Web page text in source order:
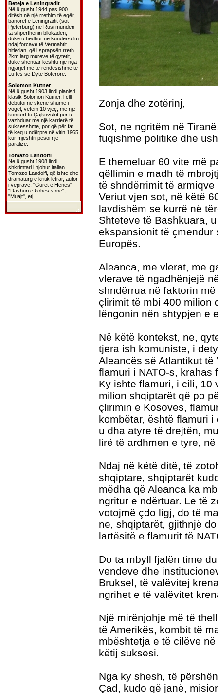
Beteja e Leningradit
Në 9 gusht 1944 pas 900
ditësh në një rrethim të egër,
banorët e Leningradit (sot
Pjetërburg) në Rusi mundën
ta shpërthenin bllokadën,
duke u hedhur në kundërsulm
ndaj forcave të Vermahtit
hitlerian, që i sprapsën rreth
2km larg mureve të qytetit,
duke shënuar kështu një nga
ngjarjet më të rëndësishme të
Luftës së Dytë Botërore.
Solomon Kutner
Në 9 gusht 1903 lindi pianisti
klasik Solomon Kutner, i cili
debutoi në skenë shumë i
vogël, vetëm 10 vjeç, me një
koncert të Çajkovskit për të
vazhduar me një karrierë të
suksesshme, por që për fat
të keq u ndërpre në vitin 1965
kur mjeshtri pësoi një
paralizë.
Tomazo Landolfi
Ne 9 gusht 1908 lindi
shkrimtari i njohur italian
Tomazo Landolfi, që ishte dhe
dramaturg e kritik letrar, autor
i veprave: "Gurët e Hënës",
"Dashuri e kohës sonë",
"Muajt", etj.
Zonja dhe zotërinj,
Sot, ne ngritëm në
fuqishme politike dhe
E themeluar 60 vite më
qëllimin e madh të
të shndërrimit të
Veriut vjen sot, në këtë
lavdishëm se kurrë në
Shteteve të Bashkuara,
ekspansionit të çmendur
Europës.
Aleanca, me vlerat, me
vlerave të ngadhënjejë
shndërrua në faktorin
çlirimit të mbi 400 milion
lëngonin nën shtypjen e
Në këtë kontekst, ne,
tjera ish komuniste, i
Aleancës së Atlantikut të
flamuri i NATO-s,
Ky ishte flamuri, i cili, 10
milion shqiptarët që po
çlirimin e Kosovës,
kombëtar, është flamuri
u dha atyre të drejtën,
lirë të ardhmen e tyre,
Ndaj në këtë ditë, të
shqiptare, shqiptarët
mëdha që Aleanca ka
ngritur e ndërtuar. Le të
votojmë çdo ligj, do të
ne, shqiptarët, gjithnjë
lartësitë e flamurit të
Do ta mbyll fjalën time
vendeve dhe
Bruksel, të valëvitej
ngrihet e të valëvitet
Një mirënjohje më të
të Amerikës, kombit të
mbështetja e të cilëve
këtij suksesi.
Nga ky shesh, të
Çad, kudo që janë,